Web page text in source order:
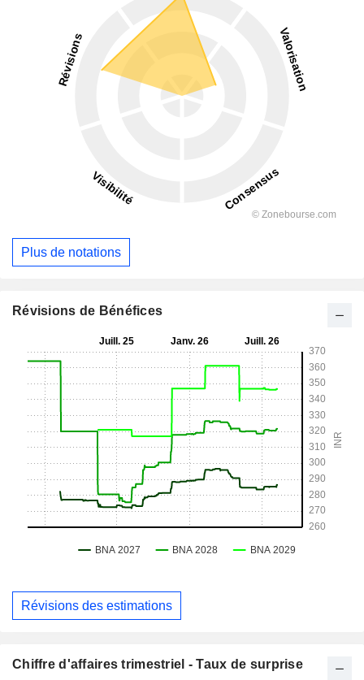
Plus de notations
Révisions de Bénéfices
Révisions des estimations
Chiffre d'affaires trimestriel - Taux de surprise